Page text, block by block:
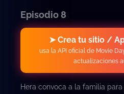
Episodio 8
➤ Crea tu sitio /
usa la API oficial de Movie
actualizaciones
Hera convoca a la familia